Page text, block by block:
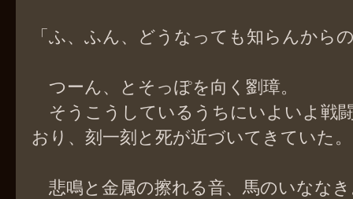
「ふ、ふん、どうなっても知らんから
つーん、とそっぽを向く劉璋。
そうこうしているうちにいよいよ戦
おり、刻一刻と死が近づいてきていた。
悲鳴と金属の擦れる音、馬のいなな